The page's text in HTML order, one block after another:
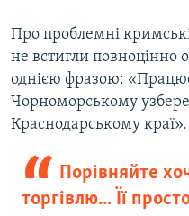
Про проблемні
не встигли повноцінно
однією фразою:
Чорноморському
Краснодарському краї».
Порівняйте
торгівлю... Її